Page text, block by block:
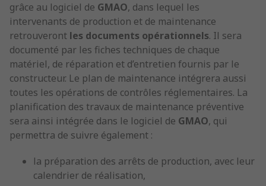
grâce au logiciel de GMAO, dans lequel les
intervenants de production et de maintenance
retrouveront les documents opérationnels. Il sera
documenté par les fiches techniques de chaque
matériel, de réparation et d’entretien fournis par le
constructeur. Le plan de maintenance intégrera aussi
toutes les opérations de contrôles réglementaires. La
planification des travaux de maintenance préventive
sera ainsi intégrée dans le logiciel de GMAO, qui
permettra de suivre également :
la préparation des arrêts de production, avec leur
calendrier de réalisation,